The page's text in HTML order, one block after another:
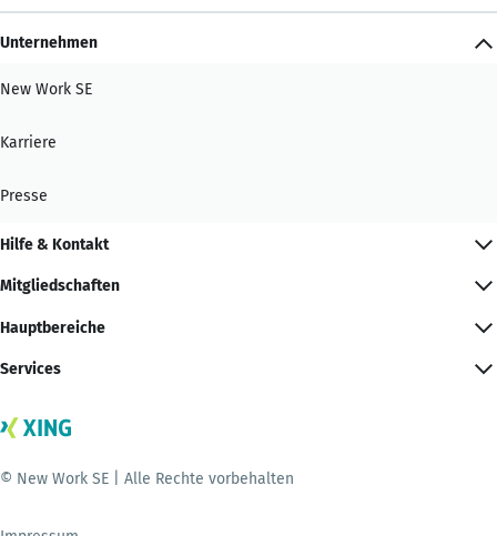
Unternehmen
New Work SE
Karriere
Presse
Hilfe & Kontakt
Mitgliedschaften
Hauptbereiche
Services
© New Work SE | Alle Rechte vorbehalten